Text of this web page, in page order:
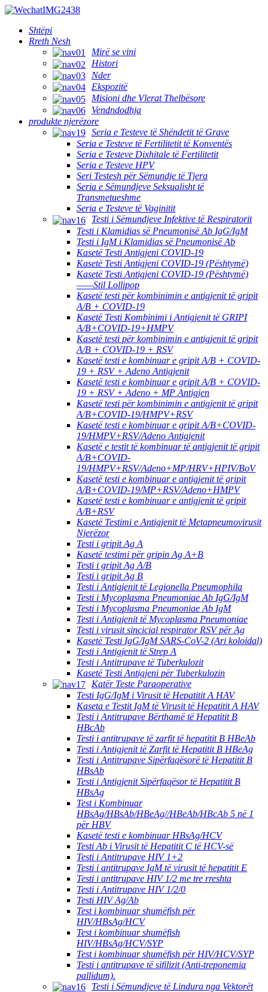
Shtëpi
Rreth Nesh
Mirë se vini
Histori
Nder
Ekspozitë
Misioni dhe Vlerat Thelbësore
Vendndodhja
produkte njerëzore
Seria e Testeve të Shëndetit të Grave
Seria e Testeve të Fertilitetit të Konventës
Seria e Testeve Dixhitale të Fertilitetit
Seria e Testeve HPV
Seri Testesh për Sëmundje të Tjera
Seria e Sëmundjeve Seksualisht të
Transmetueshme
Seria e Testeve të Vaginitit
Testi i Sëmundjeve Infektive të Respiratorit
Testi i Klamidias së Pneumonisë Ab IgG/IgM
Testi i IgM i Klamidias së Pneumonisë Ab
Kasetë Testi Antigjeni COVID-19
Kasetë Testi Antigjeni COVID-19 (Pështymë)
Kasetë Testi Antigjeni COVID-19 (Pështymë)
——Stil Lollipop
Kasetë testi për kombinimin e antigjenit të gripit
A/B + COVID-19
Kasetë Testi Kombinimi i Antigjenit të GRIPI
A/B+COVID-19+HMPV
Kasetë testi për kombinimin e antigjenit të gripit
A/B + COVID-19 + RSV
Kasetë testi e kombinuar e gripit A/B + COVID-
19 + RSV + Adeno Antigjenit
Kasetë testi e kombinuar e gripit A/B + COVID-
19 + RSV + Adeno + MP Antigjen
Kasetë testi për kombinimin e antigjenit të gripit
A/B+COVID-19/HMPV+RSV
Kasetë testi e kombinuar e gripit A/B+COVID-
19/HMPV+RSV/Adeno Antigjenit
Kasetë e testit të kombinuar të antigjenit të gripit
A/B+COVID-
19/HMPV+RSV/Adeno+MP/HRV+HPIV/BoV
Kasetë testi e kombinuar e antigjenit të gripit
A/B+COVID-19/MP+RSV/Adeno+HMPV
Kasetë testi e kombinuar e antigjenit të gripit
A/B+RSV
Kasetë Testimi e Antigjenit të Metapneumovirusit
Njerëzor
Testi i gripit Ag A
Kasetë testimi për gripin Ag A+B
Testi i gripit Ag A/B
Testi i gripit Ag B
Testi i Antigjenit të Legionella Pneumophila
Testi i Mycoplasma Pneumoniae Ab IgG/IgM
Testi i Mycoplasma Pneumoniae Ab IgM
Testi i Antigjenit të Mycoplasma Pneumoniae
Testi i virusit sincicial respirator RSV për Ag
Kasetë Testi IgG/IgM SARS-CoV-2 (Ari koloidal)
Testi i Antigjenit të Strep A
Testi i Antitrupave të Tuberkulozit
Kasetë Testi Antigjeni për Tuberkulozin
Katër Teste Paraoperative
Testi IgG/IgM i Virusit të Hepatitit A HAV
Kaseta e Testit IgM të Virusit të Hepatitit A HAV
Testi i Antitrupave Bërthamë të Hepatitit B
HBcAb
Testi i antitrupave të zarfit të hepatitit B HBeAb
Testi i Antigjenit të Zarfit të Hepatitit B HBeAg
Testi i Antitrupave Sipërfaqësorë të Hepatitit B
HBsAb
Testi i Antigjenit Sipërfaqësor të Hepatitit B
HBsAg
Test i Kombinuar
HBsAg/HBsAb/HBeAg//HBeAb/HBcAb 5 në 1
për HBV
Kasetë testi e kombinuar HBsAg/HCV
Testi Ab i Virusit të Hepatitit C të HCV-së
Testi i Antitrupave HIV 1+2
Testi i antitrupave IgM të virusit të hepatitit E
Testi i antitrupave HIV 1/2 me tre rreshta
Testi i Antitrupave HIV 1/2/0
Testi HIV Ag/Ab
Test i kombinuar shumëfish për
HIV/HBsAg/HCV
Test i kombinuar shumëfish
HIV/HBsAg/HCV/SYP
Test i kombinuar shumëfish për HIV/HCV/SYP
Testi i antitrupave të sifilizit (Anti-treponemia
pallidum).
Testi i Sëmundjeve të Lindura nga Vektorët